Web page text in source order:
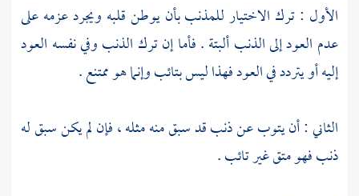
الأول : ترك الاختيار للمذنب بأن يوطن قلبه ويجرد عزمه على
عدم العود إلى الذنب ألبتة . فأما إن ترك الذنب وفي نفسه العود
إليه أو يتردد في العود فهذا ليس بتائب وإنما هو ممتنع .
الثاني : أن يتوب عن ذنب قد سبق منه مثله ، فإن لم يكن سبق له
ذنب فهو متق غير تائب .